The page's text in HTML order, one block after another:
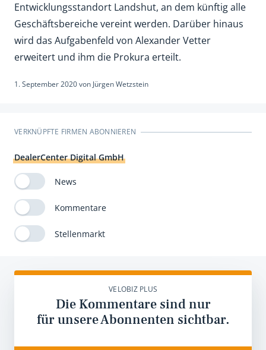
Entwicklungsstandort Landshut, an dem künftig alle
Geschäftsbereiche vereint werden. Darüber hinaus
wird das Aufgabenfeld von Alexander Vetter
erweitert und ihm die Prokura erteilt.
1. September 2020von Jürgen Wetzstein
VERKNÜPFTE FIRMEN ABONNIEREN
DealerCenter Digital GmbH
News
Kommentare
Stellenmarkt
VELOBIZ PLUS
Die Kommentare sind nur
für unsere Abonnenten sichtbar.